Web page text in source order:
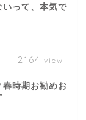
いって、本気で
2164 view
時期お勧めお